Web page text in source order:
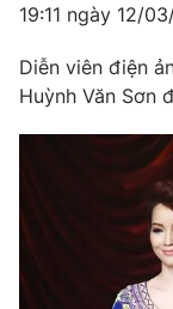
19:11 ngày 12/
Diễn viên điện
Huỳnh Văn Sơn